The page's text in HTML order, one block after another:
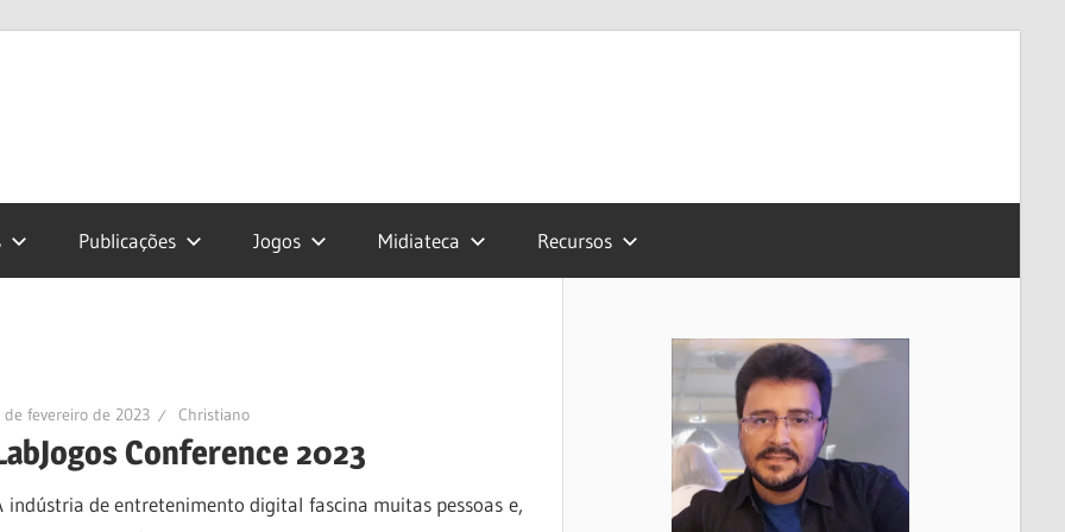
Publicações Jogos Midiateca Recursos
de fevereiro de 2023 Christiano
Conference 2023
indústria de entretenimento digital fascina muitas pessoas e,